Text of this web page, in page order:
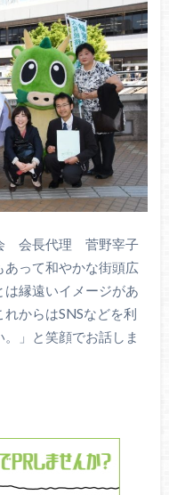
会長代理 菅野宰子
あって和やかな街頭広
縁遠いイメージがあ
からはSNSなどを利
」と笑顔でお話しま